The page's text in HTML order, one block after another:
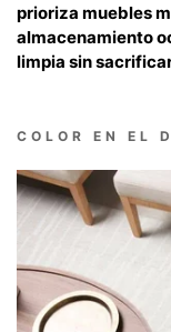
prioriza muebles
almacenamiento
limpia sin
COLOR EN EL